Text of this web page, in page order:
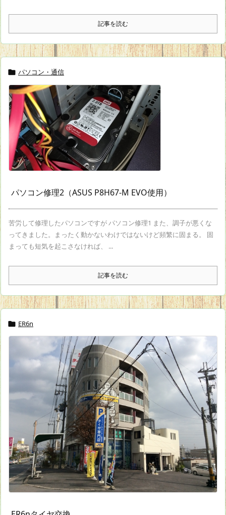
記事を読む
 パソコン・通信
パソコン修理2（ASUS P8H67-M EVO使用）
苦労して修理したパソコンですが パソコン修理1 また、調子が悪くな
ってきました。まったく動かないわけではないけど頻繁に固まる。 固
まっても短気を起こさなければ、 ...
記事を読む
 ER6n